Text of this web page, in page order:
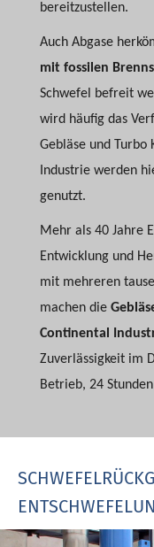
bereitzustellen.
Auch Abgase
mit fossilen
Schwefel befreit
wird häufig das
Gebläse und Turbo
Industrie werden
genutzt.
Mehr als 40 Jahre
Entwicklung und
mit mehreren
machen die
Continental
Zuverlässigkeit im
Betrieb, 24